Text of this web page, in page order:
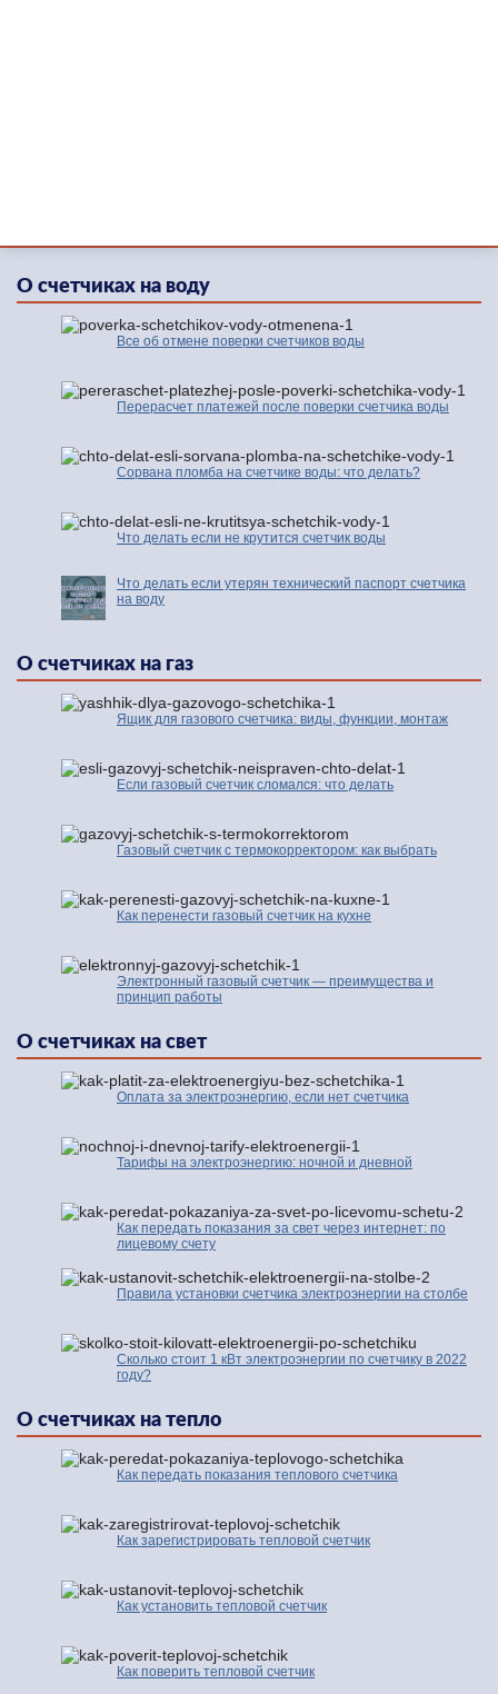
О счетчиках на воду
Все об отмене поверки счетчиков воды
Перерасчет платежей после поверки счетчика воды
Сорвана пломба на счетчике воды: что делать?
Что делать если не крутится счетчик воды
Что делать если утерян технический паспорт счетчика
на воду
О счетчиках на газ
Ящик для газового счетчика: виды, функции, монтаж
Если газовый счетчик сломался: что делать
Газовый счетчик с термокорректором: как выбрать
Как перенести газовый счетчик на кухне
Электронный газовый счетчик — преимущества и
принцип работы
О счетчиках на свет
Оплата за электроэнергию, если нет счетчика
Тарифы на электроэнергию: ночной и дневной
Как передать показания за свет через интернет: по
лицевому счету
Правила установки счетчика электроэнергии на столбе
Сколько стоит 1 кВт электроэнергии по счетчику в 2022
году?
О счетчиках на тепло
Как передать показания теплового счетчика
Как зарегистрировать тепловой счетчик
Как установить тепловой счетчик
Как поверить тепловой счетчик